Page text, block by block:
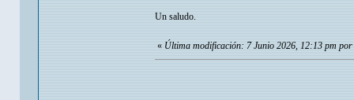
Un saludo.
« Última modificación: 7 Junio 2026, 12:13 pm